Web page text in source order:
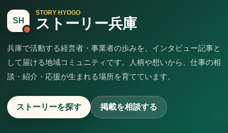
SH
STORY HYOGO
ストーリー兵庫
兵庫で活動する経営者・事業者の歩みを、インタビュー記事と
して届ける地域コミュニティです。人柄や想いから、仕事の相
談・紹介・応援が生まれる場所を育てています。
ストーリーを探す 掲載を相談する